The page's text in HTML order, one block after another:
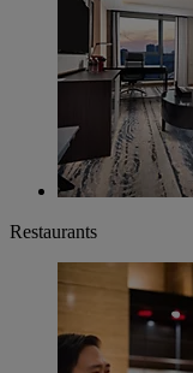
Restaurants